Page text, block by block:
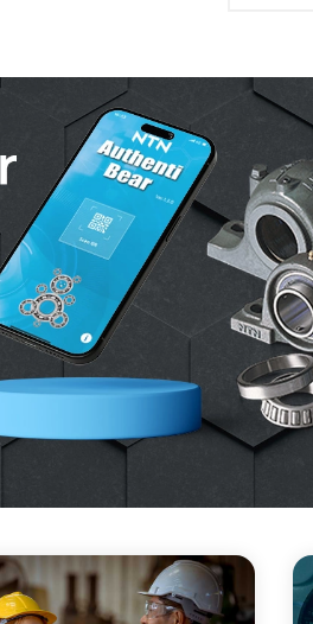
Ký hiệu
Chỉ
Ký hiệu
Chỉ định